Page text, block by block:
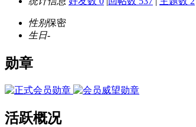
性别保密
生日-
勋章
活跃概况